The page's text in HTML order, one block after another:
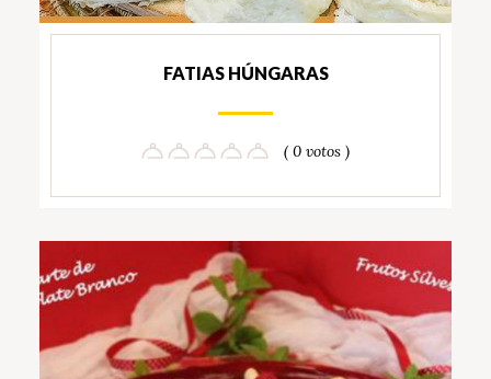
FATIAS HÚNGARAS
( 0 votos )